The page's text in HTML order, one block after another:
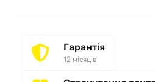
Гарантія
12 місяців